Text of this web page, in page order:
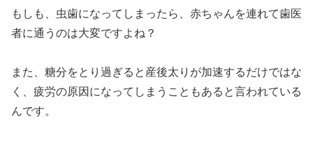
もしも、虫歯になってしまったら、赤ちゃんを連れて歯医
者に通うのは大変ですよね？
また、糖分をとり過ぎると産後太りが加速するだけではな
く、疲労の原因になってしまうこともあると言われている
んです。